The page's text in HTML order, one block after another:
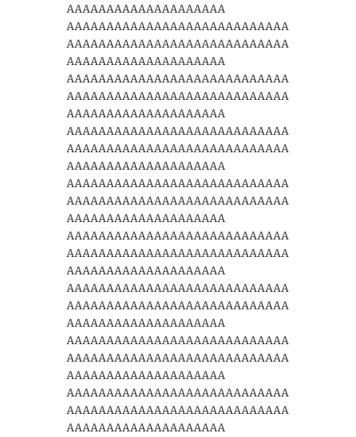
AAAAAAAAAAAAAAAAAAAA
AAAAAAAAAAAAAAAAAAAAAAAAAAAA
AAAAAAAAAAAAAAAAAAAAAAAAAAAA
AAAAAAAAAAAAAAAAAAAA
AAAAAAAAAAAAAAAAAAAAAAAAAAAA
AAAAAAAAAAAAAAAAAAAAAAAAAAAA
AAAAAAAAAAAAAAAAAAAA
AAAAAAAAAAAAAAAAAAAAAAAAAAAA
AAAAAAAAAAAAAAAAAAAAAAAAAAAA
AAAAAAAAAAAAAAAAAAAA
AAAAAAAAAAAAAAAAAAAAAAAAAAAA
AAAAAAAAAAAAAAAAAAAAAAAAAAAA
AAAAAAAAAAAAAAAAAAAA
AAAAAAAAAAAAAAAAAAAAAAAAAAAA
AAAAAAAAAAAAAAAAAAAAAAAAAAAA
AAAAAAAAAAAAAAAAAAAA
AAAAAAAAAAAAAAAAAAAAAAAAAAAA
AAAAAAAAAAAAAAAAAAAAAAAAAAAA
AAAAAAAAAAAAAAAAAAAA
AAAAAAAAAAAAAAAAAAAAAAAAAAAA
AAAAAAAAAAAAAAAAAAAAAAAAAAAA
AAAAAAAAAAAAAAAAAAAA
AAAAAAAAAAAAAAAAAAAAAAAAAAAA
AAAAAAAAAAAAAAAAAAAAAAAAAAAA
AAAAAAAAAAAAAAAAAAAA